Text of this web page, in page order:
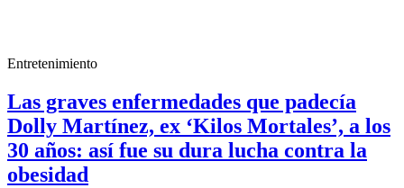
Entretenimiento
Las graves enfermedades que padecía
Dolly Martínez, ex ‘Kilos Mortales’, a los
30 años: así fue su dura lucha contra la
obesidad